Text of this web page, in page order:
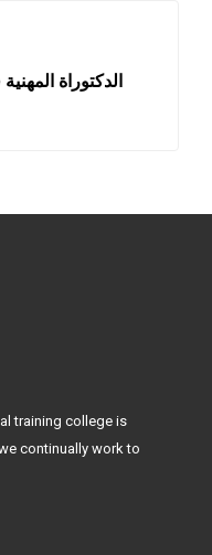
الدكتوراة
training college is
continually work to